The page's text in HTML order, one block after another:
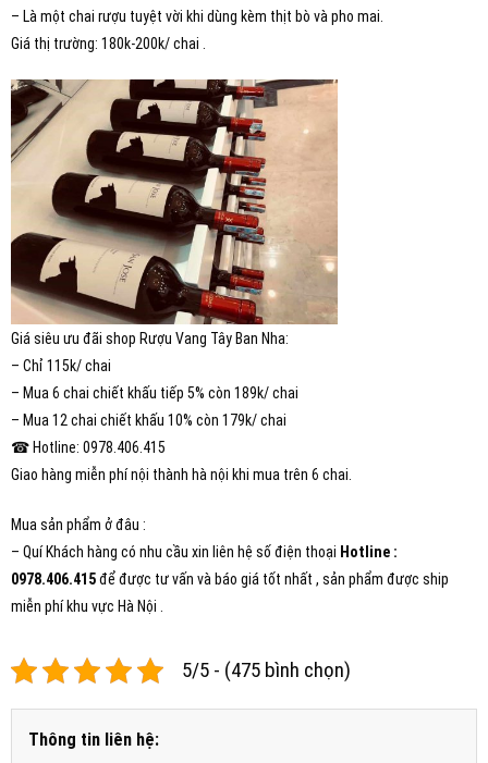
– Là một chai rượu tuyệt vời khi dùng kèm thịt bò và pho mai.
Giá thị trường: 180k-200k/ chai .
Giá siêu ưu đãi shop Rượu Vang Tây Ban Nha:
– Chỉ 115k/ chai
– Mua 6 chai chiết khấu tiếp 5% còn 189k/ chai
– Mua 12 chai chiết khấu 10% còn 179k/ chai
☎ Hotline: 0978.406.415
Giao hàng miễn phí nội thành hà nội khi mua trên 6 chai.
Mua sản phẩm ở đâu :
– Quí Khách hàng có nhu cầu xin liên hệ số điện thoại Hotline :
0978.406.415để được tư vấn và báo giá tốt nhất , sản phẩm được ship
miễn phí khu vực Hà Nội .
5/5 - (475 bình chọn)
Thông tin liên hệ: